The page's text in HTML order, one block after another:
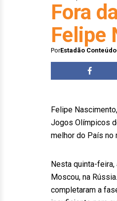
Fora
Felipe
PorEstadão Conteúdo
Felipe
Jogos Olímpicos
melhor do País no
Nesta quinta-
Moscou, na
completaram a